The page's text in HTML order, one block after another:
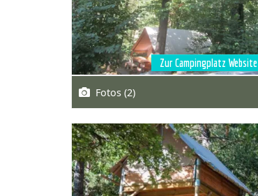
Zur Campingplatz Website
Fotos (2)